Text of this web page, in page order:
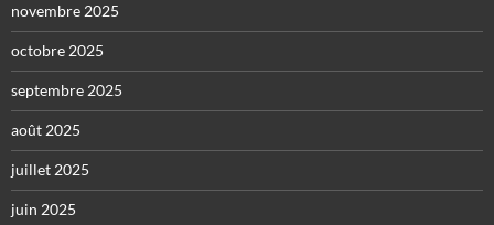
novembre 2025
octobre 2025
septembre 2025
août 2025
juillet 2025
juin 2025